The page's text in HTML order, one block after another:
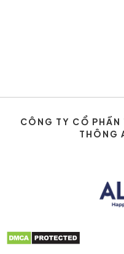
CÔNG TY CỔ PHẦN
THÔNG